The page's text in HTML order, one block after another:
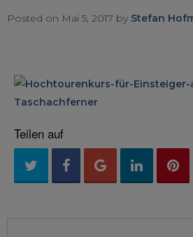
Posted on Mai 5, 2017 by Stefan
Teilen auf